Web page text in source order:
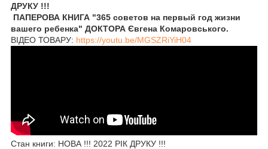
ДРУКУ !!!
ПАПЕРОВА КНИГА "365 советов на первый год жизни
вашего ребенка" ДОКТОРА Євгена Комаровського.
ВІДЕО ТОВАРУ: https://youtu.be/MGSZRiYiH04
Стан книги: НОВА !!! 2022 РІК ДРУКУ !!!